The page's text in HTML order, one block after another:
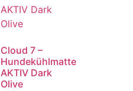
Cloud 7 –
Hundekühlmatte
AKTIV Dark
Olive